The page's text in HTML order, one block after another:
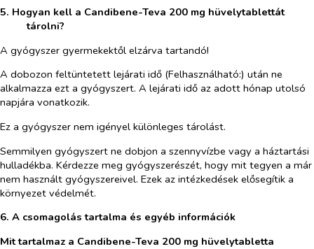
5. Hogyan kell a Candibene-Teva 200 mg hüvelytablettát
tárolni?
A gyógyszer gyermekektől elzárva tartandó!
A dobozon feltüntetett lejárati idő (Felhasználható:) után ne
alkalmazza ezt a gyógyszert. A lejárati idő az adott hónap utolsó
napjára vonatkozik.
Ez a gyógyszer nem igényel különleges tárolást.
Semmilyen gyógyszert ne dobjon a szennyvízbe vagy a háztartási
hulladékba. Kérdezze meg gyógyszerészét, hogy mit tegyen a már
nem használt gyógyszereivel. Ezek az intézkedések elősegítik a
környezet védelmét.
6. A csomagolás tartalma és egyéb információk
Mit tartalmaz a Candibene-Teva 200 mg hüvelytabletta